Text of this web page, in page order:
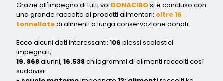
Grazie all'impegno di tutti voi DONACIBOsi è concluso con
una grande raccolta di prodotti alimentari: oltre 16
tonnellatedi alimenti a lunga conservazione donati.
Ecco alcuni dati interessanti: 106 plessi scolastici
impegnati,
19. 868alunni, 16.538chilogrammi di alimenti raccolti così
suddivisi: